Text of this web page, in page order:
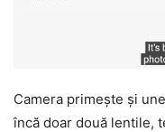
Camera primește și
încă doar două lentile,